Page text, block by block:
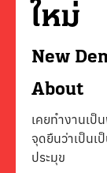
ใหม่
New
About
เคยทำงานเป็
จุดยืนว่าเป็นเ
ประมุข